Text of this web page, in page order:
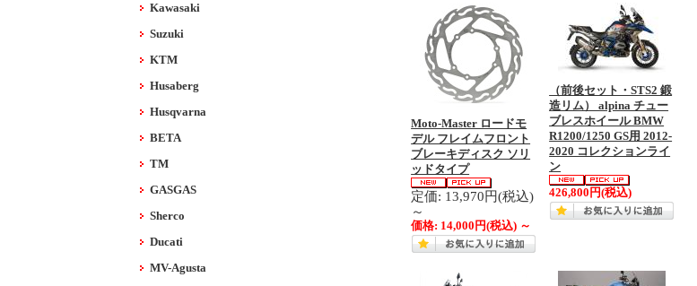
Kawasaki
Suzuki
KTM
Husaberg
Husqvarna
BETA
TM
GASGAS
Sherco
Ducati
MV-Agusta
Moto-Master ロードモ
デル フレイムフロント
ブレーキディスク ソリ
ッドタイプ
定価: 13,970円(税込)
～
価格: 14,000円(税込) ～
（前後セット・STS2 鍛
造リム） alpina チュー
ブレスホイール BMW
R1200/1250 GS用 2012-
2020 コレクションライ
ン
426,800円(税込)